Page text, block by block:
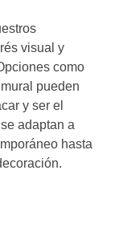
visual y
como
pueden
y ser el
adaptan a
hasta